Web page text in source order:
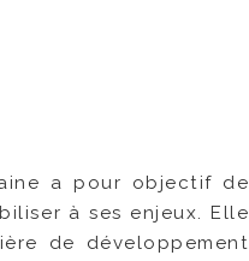
a pour objectif de
à ses enjeux. Elle
de développement